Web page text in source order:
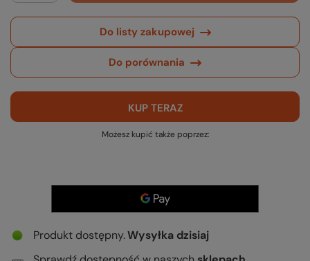
Do listy zakupowej
Do porównania
KUP TERAZ
Możesz kupić także poprzez:
Produkt dostępny Wysyłka dzisiaj